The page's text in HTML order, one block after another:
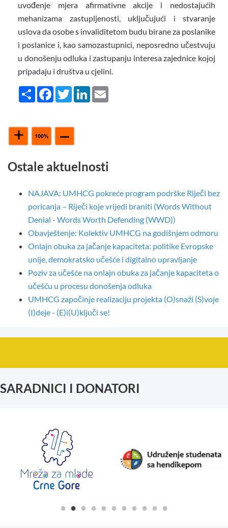
uvođenje mjera afirmativne akcije i nedostajućih
mehanizama zastupljenosti, uključujući i stvaranje
uslova da osobe s invaliditetom budu birane za poslanike
i poslanice i, kao samozastupnici, neposredno učestvuju
u donošenju odluka i zastupanju interesa zajednice kojoj
pripadaju i društva u cjelini.
Share FacebookTwitterLinkedIn
Ostale aktuelnosti
NAJAVA: UMHCG pokreće program podrške Riječi bez
poricanja – Riječi koje vrijedi braniti (Words Without
Denial - Words Worth Defending (WWD))
Obavještenje: Kolektiv UMHCG na godišnjem odmoru
Onlajn obuka za jačanje kapaciteta: politike Evropske
unije, demokratsko učešće i digitalno upravljanje
Poziv za učešće na onlajn obuka za jačanje kapaciteta o
učešću u procesu donošenja odluka
UMHCG započinje realizaciju projekta (O)snaži (S)voje
(I)deje - (E)i(U)ključi se!
SARADNICI I DONATORI